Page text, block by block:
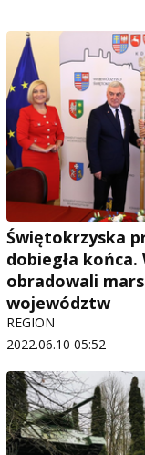
Świętokrzyska
dobiegła końca.
obradowali
województw
REGION
2022.06.10 05:52